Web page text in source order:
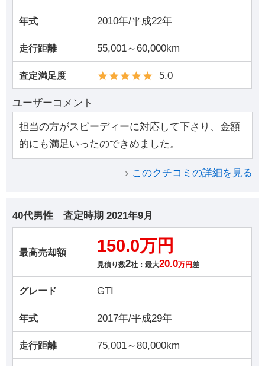
年式 2010年/平成22年
走行距離 55,001～60,000km
査定満足度 5.0
ユーザーコメント
担当の方がスピーディーに対応して下さり、金額
的にも満足いったのできめました。
このクチコミの詳細を見る
40代男性 査定時期 2021年9月
最高売却額 150.0万円
見積り数2社：最大20.0万円差
グレード GTI
年式 2017年/平成29年
走行距離 75,001～80,000km